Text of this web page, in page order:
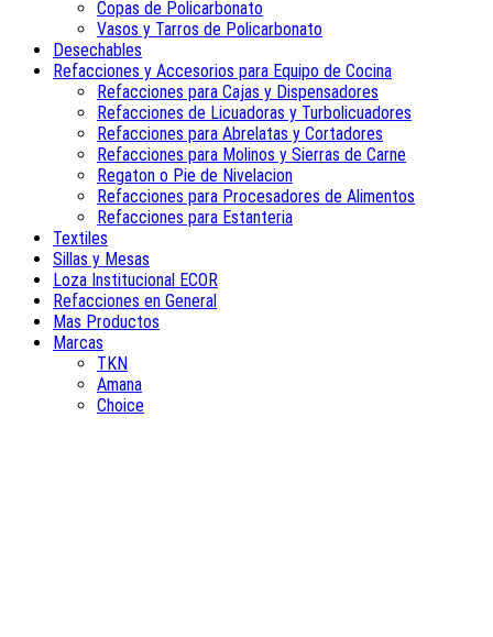
Copas de Policarbonato
Vasos y Tarros de Policarbonato
Desechables
Refacciones y Accesorios para Equipo de Cocina
Refacciones para Cajas y Dispensadores
Refacciones de Licuadoras y Turbolicuadores
Refacciones para Abrelatas y Cortadores
Refacciones para Molinos y Sierras de Carne
Regaton o Pie de Nivelacion
Refacciones para Procesadores de Alimentos
Refacciones para Estanteria
Textiles
Sillas y Mesas
Loza Institucional ECOR
Refacciones en General
Mas Productos
Marcas
TKN
Amana
Choice